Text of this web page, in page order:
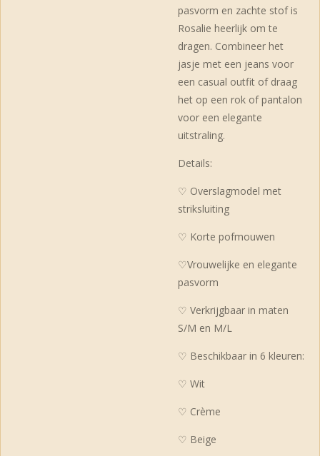
pasvorm en zachte stof is
Rosalie heerlijk om te
dragen. Combineer het
jasje met een jeans voor
een casual outfit of draag
het op een rok of pantalon
voor een elegante
uitstraling.
Details:
♡ Overslagmodel met
striksluiting
♡ Korte pofmouwen
♡Vrouwelijke en elegante
pasvorm
♡ Verkrijgbaar in maten
S/M en M/L
♡ Beschikbaar in 6 kleuren:
♡ Wit
♡ Crème
♡ Beige